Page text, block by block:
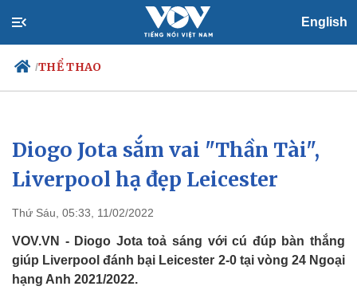
English
/THỂ THAO
Chính trị
Đảng
Tổ chức nhân sự
Nhận diện sự thật
Xã hội
Tin 24h
Dự báo thời tiết
Việc làm
Biển đảo
Diogo Jota sắm vai "Thần Tài",
Liverpool hạ đẹp Leicester
Thứ Sáu, 05:33, 11/02/2022
VOV.VN - Diogo Jota toả sáng với cú đúp bàn thắng
giúp Liverpool đánh bại Leicester 2-0 tại vòng 24 Ngoại
hạng Anh 2021/2022.